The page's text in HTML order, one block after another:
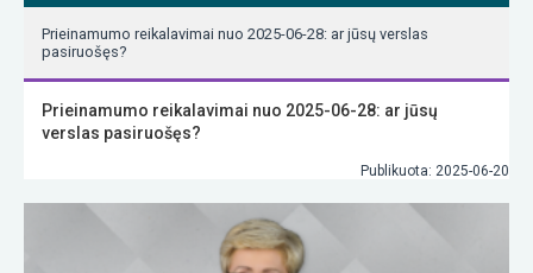
Prieinamumo reikalavimai nuo 2025-06-28: ar jūsų verslas
pasiruošęs?
Prieinamumo reikalavimai nuo 2025-06-28: ar jūsų
verslas pasiruošęs?
Publikuota: 2025-06-20